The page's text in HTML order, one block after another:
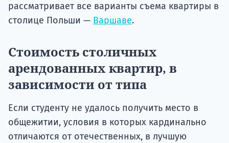
рассматривает все варианты съема квартиры в
столице Польши — Варшаве.
Стоимость столичных
арендованных квартир, в
зависимости от типа
Если студенту не удалось получить место в
общежитии, условия в которых кардинально
отличаются от отечественных, в лучшую